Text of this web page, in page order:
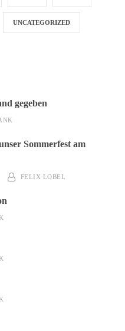
UNCATEGORIZED
gegeben
Sommerfest am
FELIX LOBEL